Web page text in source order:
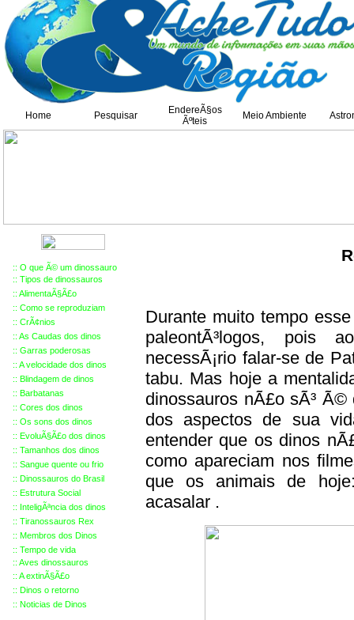
Home Pesquisar
EndereÃ§os
Ãºteis
Meio Ambiente
:: O que Ã© um dinossauro
:: Tipos de dinossauros
:: AlimentaÃ§Ã£o
:: Como se reproduziam
:: CrÃ¢nios
:: As Caudas dos dinos
:: Garras poderosas
:: A velocidade dos dinos
:: Blindagem de dinos
:: Barbatanas
:: Cores dos dinos
:: Os sons dos dinos
:: EvoluÃ§Ã£o dos dinos
:: Tamanhos dos dinos
:: Sangue quente ou frio
:: Dinossauros do Brasil
:: Estrutura Social
:: InteligÃªncia dos dinos
:: Tiranossauros Rex
:: Membros dos Dinos
:: Tempo de vida
:: Aves dinossauros
:: A extinÃ§Ã£o
:: Dinos o retorno
:: Noticias de Dinos
Durante muito tempo
paleontÃ³logos, pois
necessÃ¡rio falar-se de
tabu. Mas hoje a
dinossauros nÃ£o sÃ³
dos aspectos de sua
entender que os dinos
como apareciam nos
que os animais de
acasalar .